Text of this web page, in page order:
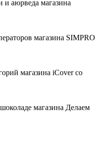
и аюрведа магазина
магазина SIMPRO
магазина iCover со
магазина Делаем